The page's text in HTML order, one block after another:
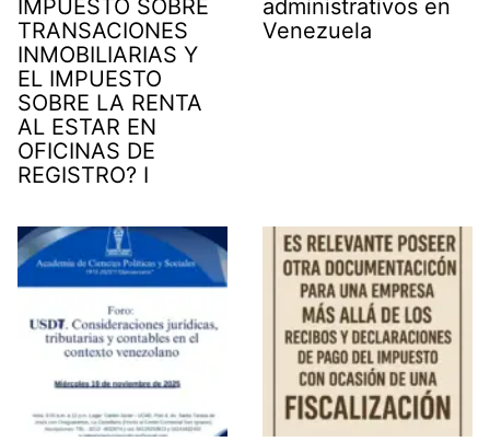
IMPUESTO SOBRE
TRANSACIONES
INMOBILIARIAS Y
EL IMPUESTO
SOBRE LA RENTA
AL ESTAR EN
OFICINAS DE
REGISTRO? I
administrativos en
Venezuela